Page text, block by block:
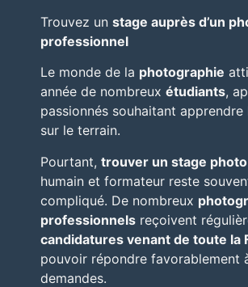
Trouvez un stage auprès d’un
professionnel
Le monde de la photographie
année de nombreux étudiants,
passionnés souhaitant apprendre
sur le terrain.
Pourtant, trouver un stage
humain et formateur reste
compliqué. De nombreux
professionnels reçoivent
candidatures venant de toute la
pouvoir répondre favorablement
demandes.